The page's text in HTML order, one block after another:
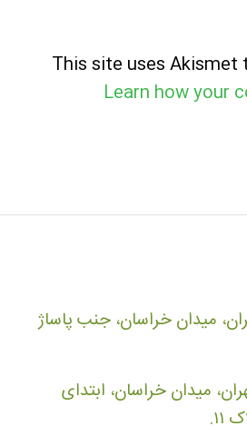
This site uses Akismet
Learn how your
میدان خراسان، جنب پاساژ
میدان خراسان، ابتدای